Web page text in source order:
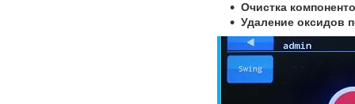
Очистка
Удаление оксидов